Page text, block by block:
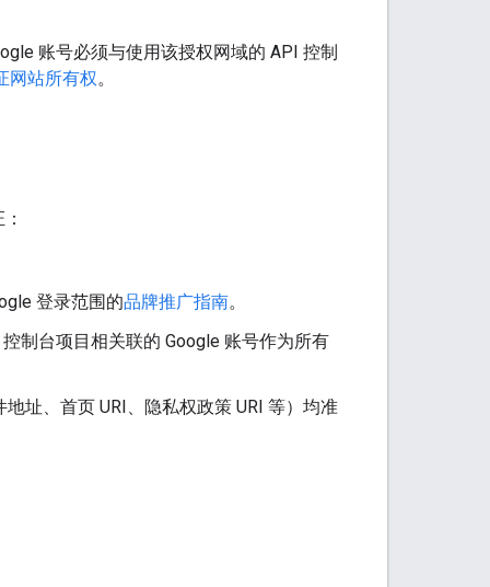
账号必须与使用该授权网域的 API 控制
网站所有权。
登录范围的品牌推广指南。
制台项目相关联的 Google 账号作为所有
址、首页 URI、隐私权政策 URI 等）均准